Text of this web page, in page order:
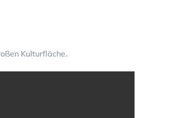
Kulturfläche.